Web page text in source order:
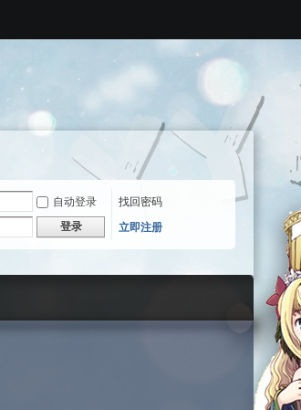
自动登录
找回密码
登录 立即注册